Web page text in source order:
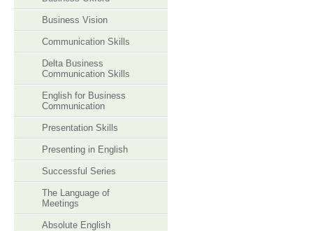
Business Vision
Communication Skills
Delta Business
Communication Skills
English for Business
Communication
Presentation Skills
Presenting in English
Successful Series
The Language of
Meetings
Absolute English